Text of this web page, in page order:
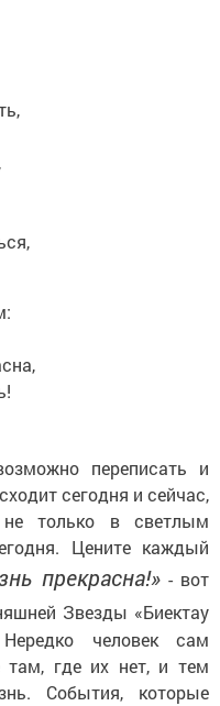
переписать и
сегодня и сейчас,
только в светлым
Цените каждый
прекрасна!» - вот
Звезды «Биектау
человек сам
где их нет, и тем
События, которые